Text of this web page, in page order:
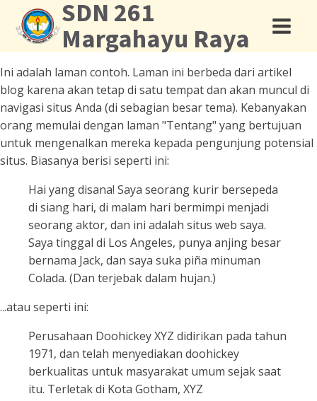
SDN 261
Margahayu Raya
Ini adalah laman contoh. Laman ini berbeda dari artikel
blog karena akan tetap di satu tempat dan akan muncul di
navigasi situs Anda (di sebagian besar tema). Kebanyakan
orang memulai dengan laman "Tentang" yang bertujuan
untuk mengenalkan mereka kepada pengunjung potensial
situs. Biasanya berisi seperti ini:
Hai yang disana! Saya seorang kurir bersepeda
di siang hari, di malam hari bermimpi menjadi
seorang aktor, dan ini adalah situs web saya.
Saya tinggal di Los Angeles, punya anjing besar
bernama Jack, dan saya suka piña minuman
Colada. (Dan terjebak dalam hujan.)
...atau seperti ini:
Perusahaan Doohickey XYZ didirikan pada tahun
1971, dan telah menyediakan doohickey
berkualitas untuk masyarakat umum sejak saat
itu. Terletak di Kota Gotham, XYZ